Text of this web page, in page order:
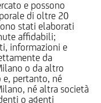
e possono
di oltre 20
stati elaborati
affidabili;
informazioni e
da
o da altro
pertanto, né
né altra società
o agenti